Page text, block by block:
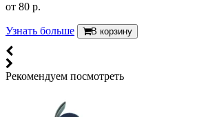
от 80 р.
Узнать больше В корзину
Рекомендуем посмотреть